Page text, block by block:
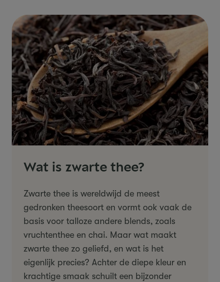
Wat is zwarte thee?
Zwarte thee is wereldwijd de meest
gedronken theesoort en vormt ook vaak de
basis voor talloze andere blends, zoals
vruchtenthee en chai. Maar wat maakt
zwarte thee zo geliefd, en wat is het
eigenlijk precies? Achter de diepe kleur en
krachtige smaak schuilt een bijzonder